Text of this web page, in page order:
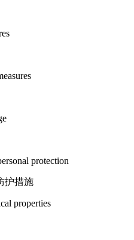
protection
措施
properties